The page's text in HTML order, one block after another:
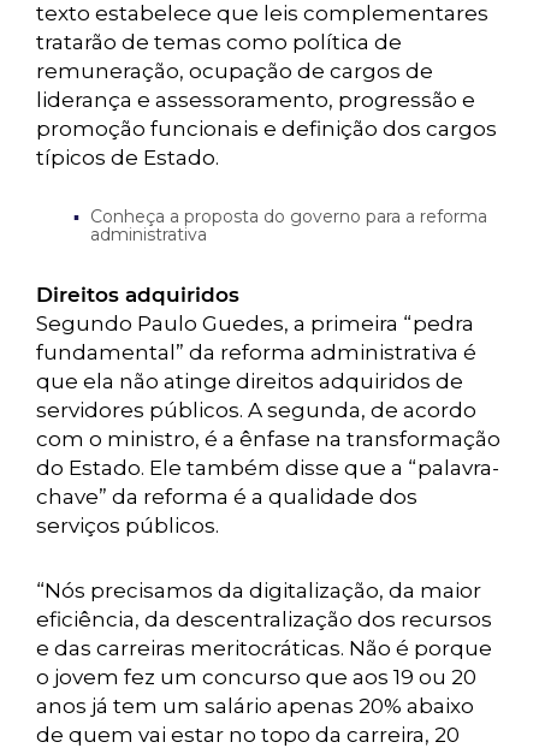
texto estabelece que leis complementares
tratarão de temas como política de
remuneração, ocupação de cargos de
liderança e assessoramento, progressão e
promoção funcionais e definição dos cargos
típicos de Estado.
Conheça a proposta do governo para a reforma
administrativa
Direitos adquiridos
Segundo Paulo Guedes, a primeira “pedra
fundamental” da reforma administrativa é
que ela não atinge direitos adquiridos de
servidores públicos. A segunda, de acordo
com o ministro, é a ênfase na transformação
do Estado. Ele também disse que a “palavra-
chave” da reforma é a qualidade dos
serviços públicos.
“Nós precisamos da digitalização, da maior
eficiência, da descentralização dos recursos
e das carreiras meritocráticas. Não é porque
o jovem fez um concurso que aos 19 ou 20
anos já tem um salário apenas 20% abaixo
de quem vai estar no topo da carreira, 20